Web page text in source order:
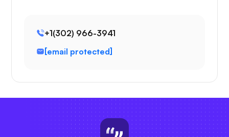
+1(302) 966-3941
[email protected]